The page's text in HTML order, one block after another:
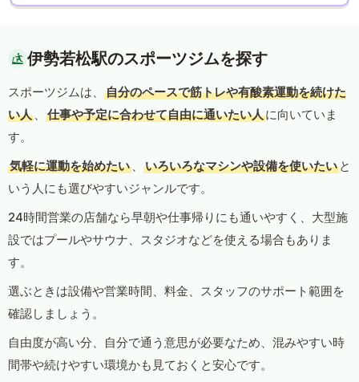
伊勢若松駅のスポーツジムを探す
スポーツジムは、
自分のペースで筋トレや有酸素運動を続けた
い人 、 仕事や予定に合わせて自由に通いたい人に向いていま
す。
気軽に運動を始めたい 、 いろいろなマシンや設備を使いたい と
いう人にも選びやすいジャンルです。
24時間営業の店舗なら早朝や仕事帰りにも通いやすく、大型施
設ではプールやサウナ、スタジオなどを使える場合もありま
す。
選ぶときは設備や営業時間、料金、スタッフのサポート範囲を
確認しましょう。
自由度が高い分、自分で通う意思が必要なため、混みやすい時
間帯や続けやすい環境かも見ておくと安心です。